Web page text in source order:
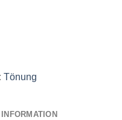
Tönung